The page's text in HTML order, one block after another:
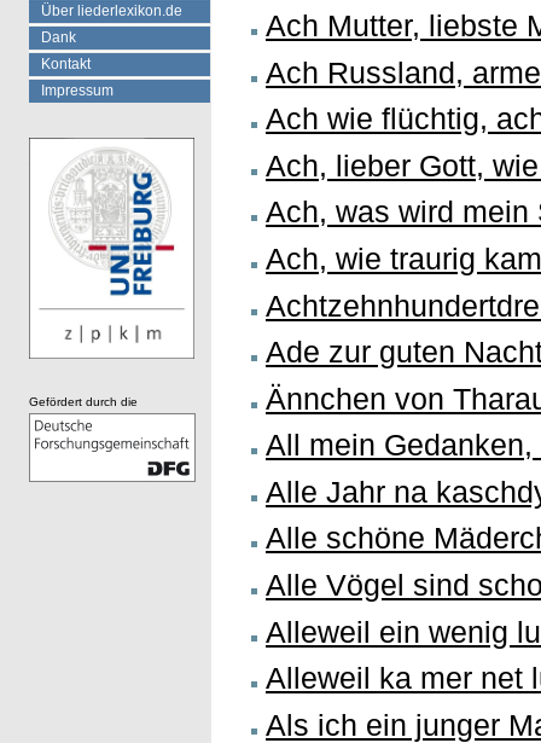
Ach Mutter, liebste
Ach Russland,
Ach wie flüchtig,
Ach, lieber Gott,
Ach, was wird
Ach, wie traurig
Ade zur guten
Ännchen von
All mein
Alle Jahr na
Alle schöne
Alle Vögel sind
Alleweil ein wenig
Alleweil ka mer net
Als ich ein junger
Über liederlexikon.de
Dank
Kontakt
Impressum
Gefördert durch die